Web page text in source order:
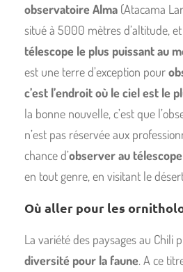
observatoire Alma (Atacama
situé à 5000 mètres d’altitude,
télescope le plus puissant au
est une terre d’exception pour
c’est l’endroit où le ciel est le
la bonne nouvelle, c’est que
n’est pas réservée aux
chance d’observer au
en tout genre, en visitant le
Où aller pour les
La variété des paysages au Chili
diversité pour la faune. A ce